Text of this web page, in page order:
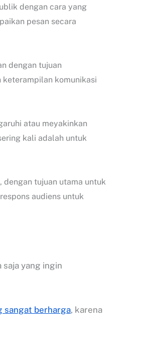
dengan cara yang
pesan secara
dengan tujuan
keterampilan komunikasi
atau meyakinkan
kali adalah untuk
dengan tujuan utama untuk
audiens untuk
yang ingin
sangat berharga, karena